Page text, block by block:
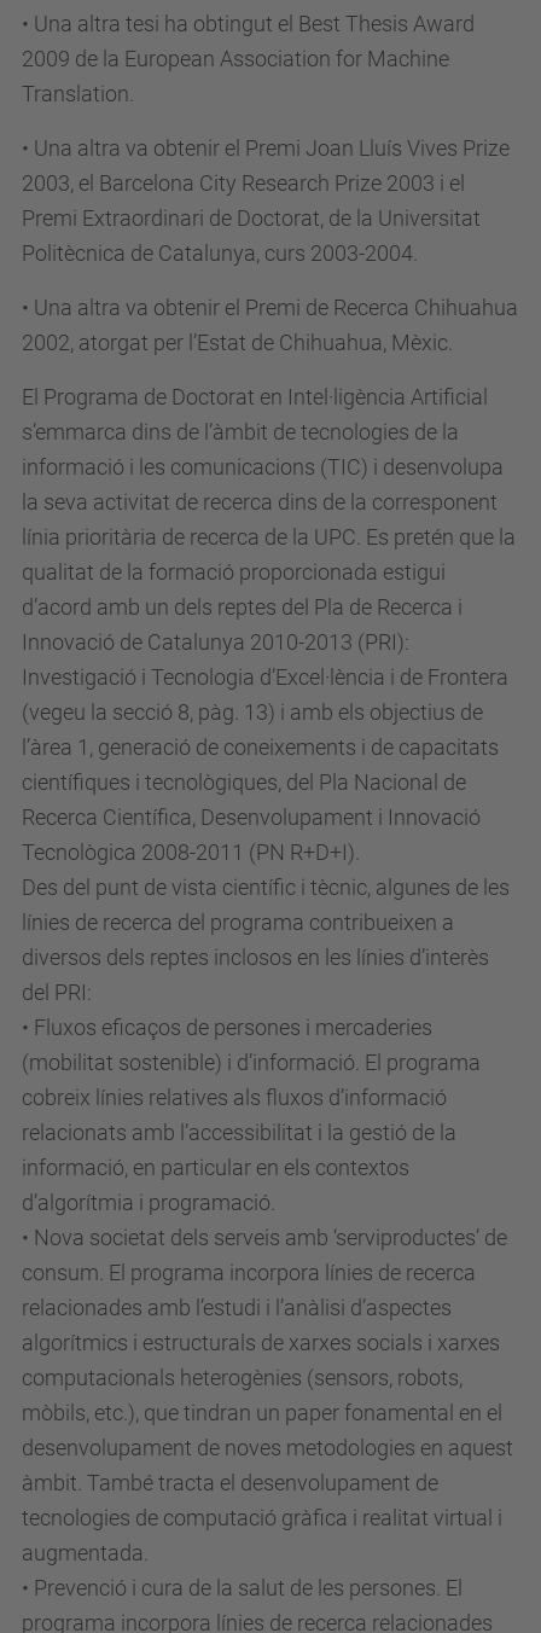
• Una altra tesi ha obtingut el Best Thesis Award
2009 de la European Association for Machine
Translation.
• Una altra va obtenir el Premi Joan Lluís Vives Prize
2003, el Barcelona City Research Prize 2003 i el
Premi Extraordinari de Doctorat, de la Universitat
Politècnica de Catalunya, curs 2003-2004.
• Una altra va obtenir el Premi de Recerca Chihuahua
2002, atorgat per l’Estat de Chihuahua, Mèxic.
El Programa de Doctorat en Intel·ligència Artificial
s’emmarca dins de l’àmbit de tecnologies de la
informació i les comunicacions (TIC) i desenvolupa
la seva activitat de recerca dins de la corresponent
línia prioritària de recerca de la UPC. Es pretén que la
qualitat de la formació proporcionada estigui
d’acord amb un dels reptes del Pla de Recerca i
Innovació de Catalunya 2010-2013 (PRI):
Investigació i Tecnologia d’Excel·lència i de Frontera
(vegeu la secció 8, pàg. 13) i amb els objectius de
l’àrea 1, generació de coneixements i de capacitats
científiques i tecnològiques, del Pla Nacional de
Recerca Científica, Desenvolupament i Innovació
Tecnològica 2008-2011 (PN R+D+I).
Des del punt de vista científic i tècnic, algunes de les
línies de recerca del programa contribueixen a
diversos dels reptes inclosos en les línies d’interès
del PRI:
• Fluxos eficaços de persones i mercaderies
(mobilitat sostenible) i d’informació. El programa
cobreix línies relatives als fluxos d’informació
relacionats amb l’accessibilitat i la gestió de la
informació, en particular en els contextos
d’algorítmia i programació.
• Nova societat dels serveis amb ‘serviproductes’ de
consum. El programa incorpora línies de recerca
relacionades amb l’estudi i l’anàlisi d’aspectes
algorítmics i estructurals de xarxes socials i xarxes
computacionals heterogènies (sensors, robots,
mòbils, etc.), que tindran un paper fonamental en el
desenvolupament de noves metodologies en aquest
àmbit. També tracta el desenvolupament de
tecnologies de computació gràfica i realitat virtual i
augmentada.
• Prevenció i cura de la salut de les persones. El
programa incorpora línies de recerca relacionades